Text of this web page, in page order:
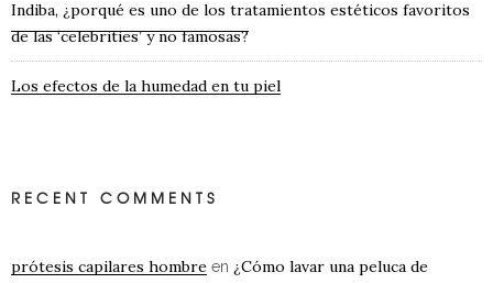
Indiba, ¿porqué es uno de los tratamientos estéticos favoritos
de las ‘celebrities’ y no famosas?
Los efectos de la humedad en tu piel
RECENT COMMENTS
prótesis capilares hombre en ¿Cómo lavar una peluca de